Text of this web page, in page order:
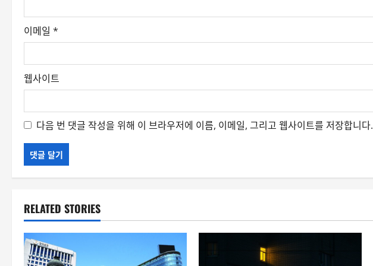
이메일 *
웹사이트
다음 번 댓글 작성을 위해 이 브라우저에 이름, 이메일, 그리고 웹사이트를 저장합니다.
RELATED STORIES